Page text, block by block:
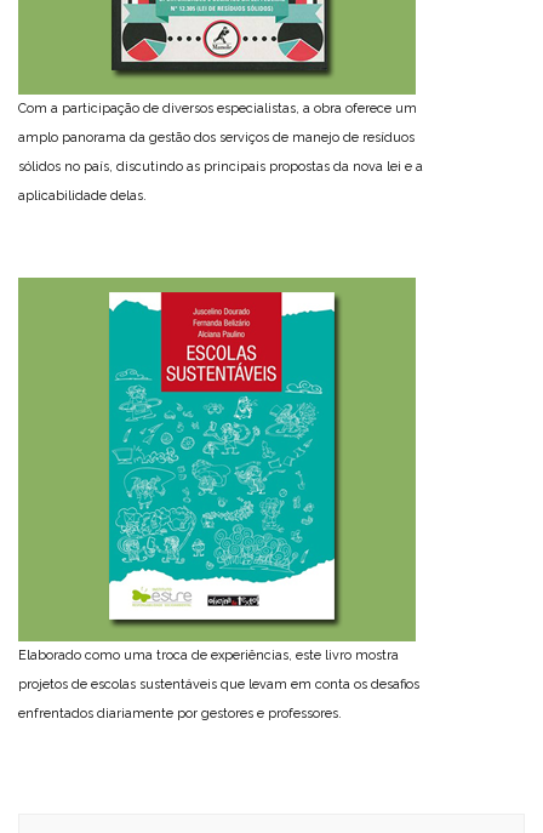
Com a participação de diversos especialistas, a obra oferece um
amplo panorama da gestão dos serviços de manejo de resíduos
sólidos no país, discutindo as principais propostas da nova lei e a
aplicabilidade delas.
Elaborado como uma troca de experiências, este livro mostra
projetos de escolas sustentáveis que levam em conta os desafios
enfrentados diariamente por gestores e professores.